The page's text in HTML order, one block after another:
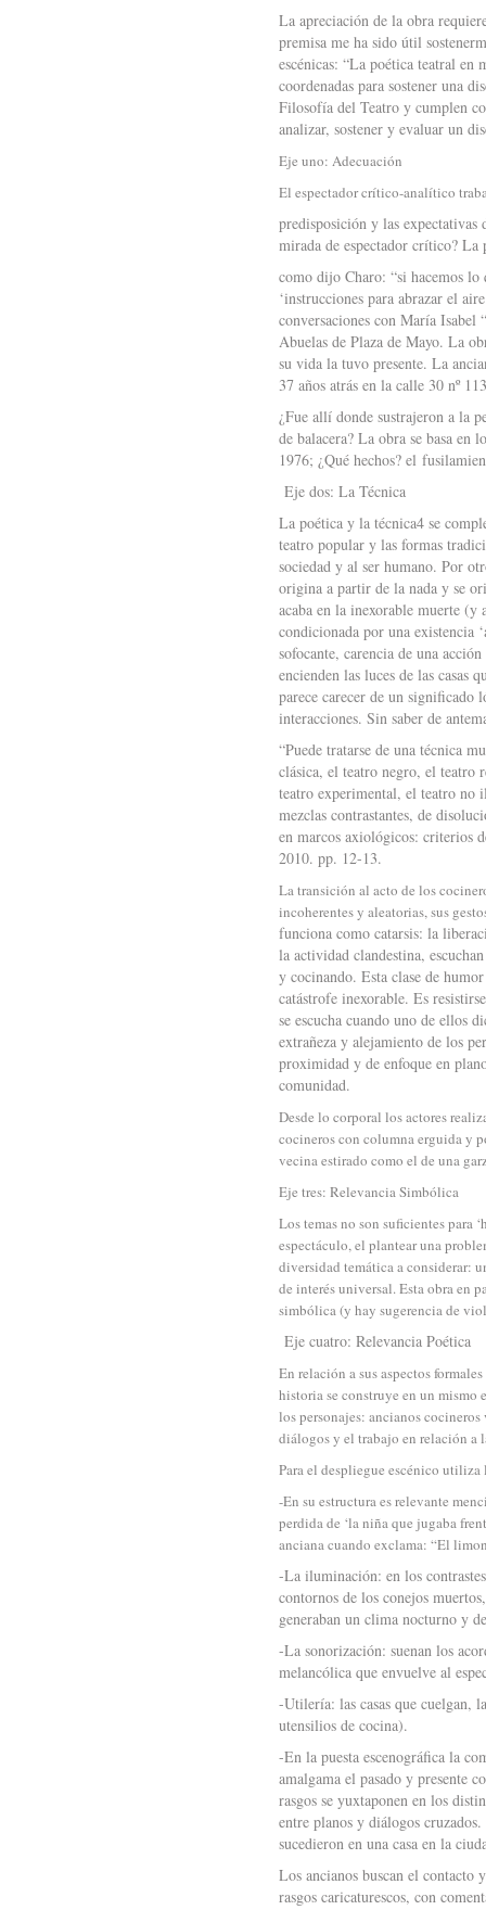
La apreciación de la obra
premisa me ha sido útil
escénicas: “La poética teatral
coordenadas para sostener una
Filosofía del Teatro y cumplen
analizar, sostener y evaluar un
Eje uno: Adecuación
El espectador crítico-analítico
predisposición y las expectativas
mirada de espectador crítico?
como dijo Charo: “si hacemos lo
‘instrucciones para abrazar el
conversaciones con María
Abuelas de Plaza de Mayo. La
su vida la tuvo presente. La
37 años atrás en la calle 30 nº
¿Fue allí donde sustrajeron a la
de balacera? La obra se basa en
1976; ¿Qué hechos? el
Eje dos: La Técnica
La poética y la técnica4 se
teatro popular y las formas
sociedad y al ser humano. Por
origina a partir de la nada y se
acaba en la inexorable muerte (y
condicionada por una existencia
sofocante, carencia de una
encienden las luces de las casas
parece carecer de un significado
interacciones. Sin saber de
“Puede tratarse de una técnica
clásica, el teatro negro, el teatro
teatro experimental, el teatro no
mezclas contrastantes, de
en marcos axiológicos: criterios
2010. pp. 12-13.
La transición al acto de los
incoherentes y aleatorias, sus
funciona como catarsis: la
la actividad clandestina,
y cocinando. Esta clase de
catástrofe inexorable. Es
se escucha cuando uno de ellos
extrañeza y alejamiento de los
proximidad y de enfoque en
comunidad.
Desde lo corporal los actores
cocineros con columna erguida y
vecina estirado como el de una
Eje tres: Relevancia Simbólica
Los temas no son suficientes para
espectáculo, el plantear una
diversidad temática a considerar:
de interés universal. Esta obra en
simbólica (y hay sugerencia de
Eje cuatro: Relevancia Poética
En relación a sus aspectos
historia se construye en un mismo
los personajes: ancianos
diálogos y el trabajo en relación
Para el despliegue escénico
-En su estructura es relevante
perdida de ‘la niña que jugaba
anciana cuando exclama: “El
-La iluminación: en los
contornos de los conejos
generaban un clima nocturno y
-La sonorización: suenan los
melancólica que envuelve al
-Utilería: las casas que cuelgan,
utensilios de cocina).
-En la puesta escenográfica la
amalgama el pasado y presente
rasgos se yuxtaponen en los
entre planos y diálogos
sucedieron en una casa en la
Los ancianos buscan el
rasgos caricaturescos, con